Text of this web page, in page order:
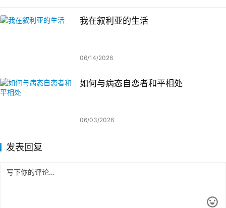
我在叙利亚的生活
06/14/2026
如何与病态自恋者和平相处
06/03/2026
发表回复